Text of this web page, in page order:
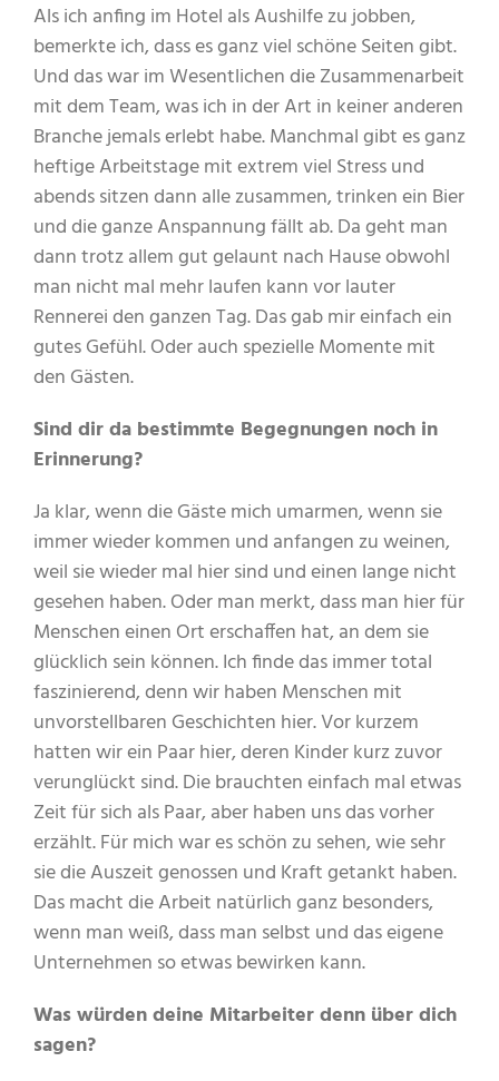
Als ich anfing im Hotel als Aushilfe zu jobben,
bemerkte ich, dass es ganz viel schöne Seiten gibt.
Und das war im Wesentlichen die Zusammenarbeit
mit dem Team, was ich in der Art in keiner anderen
Branche jemals erlebt habe. Manchmal gibt es ganz
heftige Arbeitstage mit extrem viel Stress und
abends sitzen dann alle zusammen, trinken ein Bier
und die ganze Anspannung fällt ab. Da geht man
dann trotz allem gut gelaunt nach Hause obwohl
man nicht mal mehr laufen kann vor lauter
Rennerei den ganzen Tag. Das gab mir einfach ein
gutes Gefühl. Oder auch spezielle Momente mit
den Gästen.
Sind dir da bestimmte Begegnungen noch in
Erinnerung?
Ja klar, wenn die Gäste mich umarmen, wenn sie
immer wieder kommen und anfangen zu weinen,
weil sie wieder mal hier sind und einen lange nicht
gesehen haben. Oder man merkt, dass man hier für
Menschen einen Ort erschaffen hat, an dem sie
glücklich sein können. Ich finde das immer total
faszinierend, denn wir haben Menschen mit
unvorstellbaren Geschichten hier. Vor kurzem
hatten wir ein Paar hier, deren Kinder kurz zuvor
verunglückt sind. Die brauchten einfach mal etwas
Zeit für sich als Paar, aber haben uns das vorher
erzählt. Für mich war es schön zu sehen, wie sehr
sie die Auszeit genossen und Kraft getankt haben.
Das macht die Arbeit natürlich ganz besonders,
wenn man weiß, dass man selbst und das eigene
Unternehmen so etwas bewirken kann.
Was würden deine Mitarbeiter denn über dich
sagen?